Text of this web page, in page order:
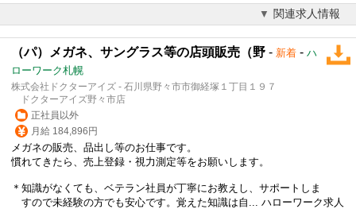
関連求人情報
（パ）メガネ、サングラス等の店頭販売（野 - 新着 - ハ
ローワーク札幌
株式会社ドクターアイズ - 石川県野々市市御経塚１丁目１９７
ドクターアイズ野々市店
正社員以外
月給 184,896円
メガネの販売、品出し等のお仕事です。
慣れてきたら、売上登録・視力測定等をお願いします。
＊知識がなくても、ベテラン社員が丁寧にお教えし、サポートしま
すので未経験の方でも安心です。覚えた知識は自... ハローワーク求人